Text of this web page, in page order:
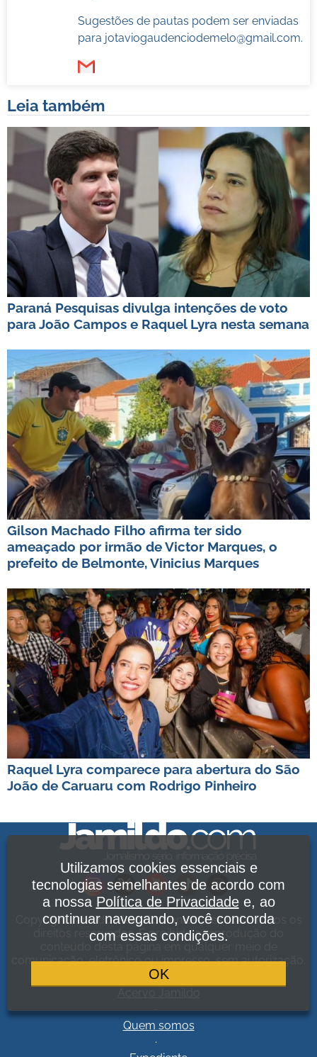
Sugestões de pautas podem ser enviadas
para jotaviogaudenciodemelo@gmail.com.
Leia também
Paraná Pesquisas divulga intenções de voto
para João Campos e Raquel Lyra nesta semana
Gilson Machado Filho afirma ter sido
ameaçado por irmão de Victor Marques, o
prefeito de Belmonte, Vinicius Marques
Raquel Lyra comparece para abertura do São
João de Caruaru com Rodrigo Pinheiro
Copyright Jamildo Melo Comunicações Ltda. Todos os
direitos reservados. É proibida a reprodução do
conteúdo desta página em qualquer meio de
comunicação, eletrônico ou impresso, sem autorização.
Política de Privacidade
Quem somos
.
Utilizamos cookies essenciais e
tecnologias semelhantes de acordo com
a nossa Política de Privacidadee, ao
continuar navegando, você concorda
com essas condições.
OK